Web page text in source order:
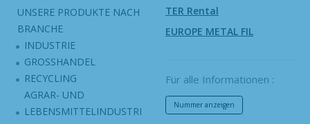
UNSERE PRODUKTE NACH
BRANCHE
INDUSTRIE
GROSSHANDEL
RECYCLING
AGRAR- UND
LEBENSMITTELINDUSTRI
TER Rental
EUROPE METAL FIL
Für alle Informationen :
Nummer anzeigen